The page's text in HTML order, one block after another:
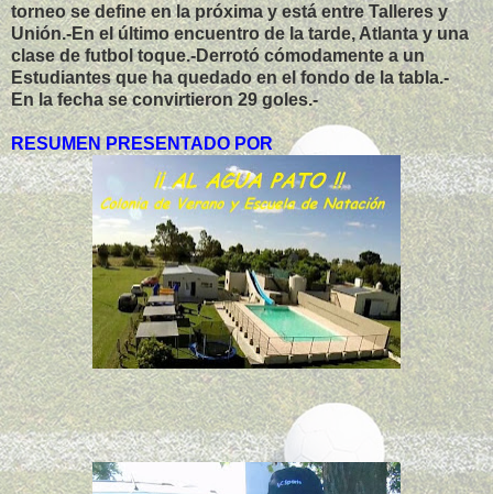
torneo se define en la próxima y está entre Talleres y
Unión.-En el último encuentro de la tarde, Atlanta y una
clase de futbol toque.-Derrotó cómodamente a un
Estudiantes que ha quedado en el fondo de la tabla.-
En la fecha se convirtieron 29 goles.-
RESUMEN PRESENTADO POR